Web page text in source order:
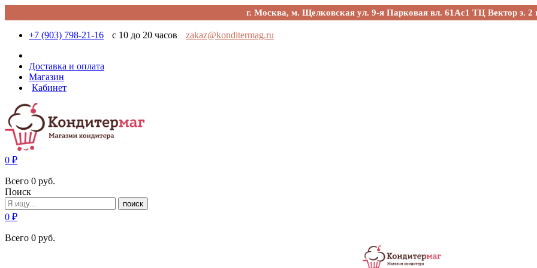
г. Москва, м. Щелковская ул. 9-я Парковая вл. 61Ас1 ТЦ Вектор э. 2
+7 (903) 798-21-16 с 10 до 20 часов zakaz@konditermag.ru
Доставка и оплата
Магазин
Кабинет
0 ₽
Всего 0 руб.
Поиск
поиск
0 ₽
Всего 0 руб.